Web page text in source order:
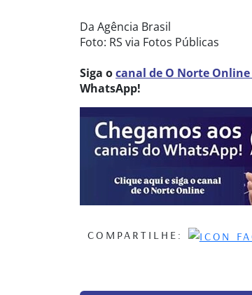
Da Agência Brasil
Foto: RS via Fotos Públicas
Siga ocanal de O Norte Online
WhatsApp!
COMPARTILHE: